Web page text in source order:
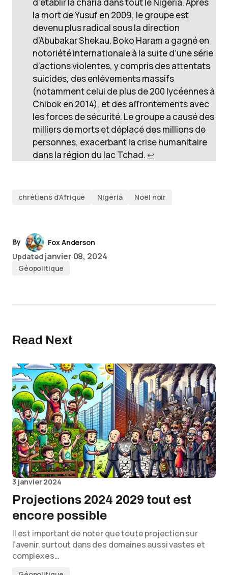
la mort de Yusuf en 2009, le groupe est
devenu plus radical sous la direction
d’Abubakar Shekau. Boko Haram a gagné en
notoriété internationale à la suite d’une série
d’actions violentes, y compris des attentats
suicides, des enlèvements massifs
(notamment celui de plus de 200 lycéennes à
Chibok en 2014), et des affrontements avec
les forces de sécurité. Le groupe a causé des
milliers de morts et déplacé des millions de
personnes, exacerbant la crise humanitaire
dans la région du lac Tchad. ↩︎
chrétiens d'Afrique Nigeria Noël noir
By
Fox Anderson
Updated janvier 08, 2024
Géopolitique
Read Next
3 janvier 2024
Projections 2024 2029 tout est
encore possible
Il est important de noter que toute projection sur
l’avenir, surtout dans des domaines aussi vastes et
complexes…